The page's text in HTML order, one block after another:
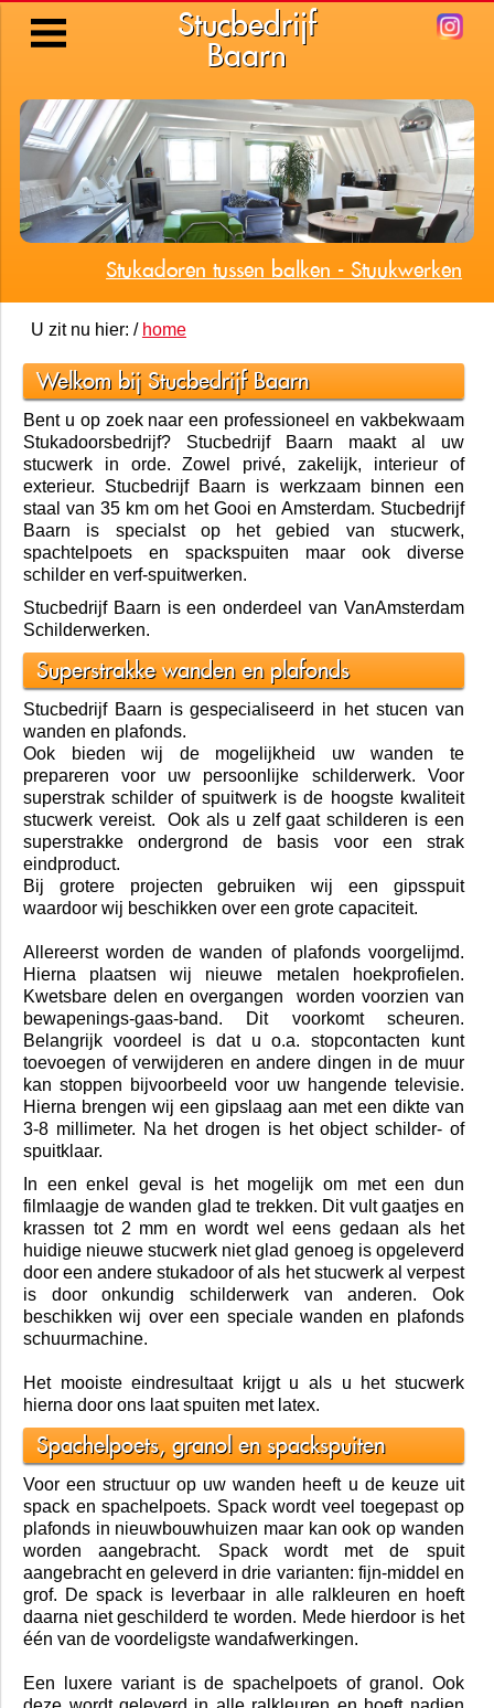
Stucbedrijf
Baarn
Stukadoren tussen balken - Stuukwerken
U zit nu hier: /home
Welkom bij Stucbedrijf Baarn
Bent u op zoek naar een professioneel en vakbekwaam
Stukadoorsbedrijf? Stucbedrijf Baarn maakt al uw
stucwerk in orde. Zowel privé, zakelijk, interieur of
exterieur. Stucbedrijf Baarn is werkzaam binnen een
staal van 35 km om het Gooi en Amsterdam. Stucbedrijf
Baarn is specialst op het gebied van stucwerk,
spachtelpoets en spackspuiten maar ook diverse
schilder en verf-spuitwerken.
Stucbedrijf Baarn is een onderdeel van VanAmsterdam
Schilderwerken.
Superstrakke wanden en plafonds
Stucbedrijf Baarn is gespecialiseerd in het stucen van
wanden en plafonds.
Ook bieden wij de mogelijkheid uw wanden te
prepareren voor uw persoonlijke schilderwerk. Voor
superstrak schilder of spuitwerk is de hoogste kwaliteit
stucwerk vereist. Ook als u zelf gaat schilderen is een
superstrakke ondergrond de basis voor een strak
eindproduct.
Bij grotere projecten gebruiken wij een gipsspuit
waardoor wij beschikken over een grote capaciteit.
Allereerst worden de wanden of plafonds voorgelijmd.
Hierna plaatsen wij nieuwe metalen hoekprofielen.
Kwetsbare delen en overgangen worden voorzien van
bewapenings-gaas-band. Dit voorkomt scheuren.
Belangrijk voordeel is dat u o.a. stopcontacten kunt
toevoegen of verwijderen en andere dingen in de muur
kan stoppen bijvoorbeeld voor uw hangende televisie.
Hierna brengen wij een gipslaag aan met een dikte van
3-8 millimeter. Na het drogen is het object schilder- of
spuitklaar.
In een enkel geval is het mogelijk om met een dun
krassen tot 2 mm en wordt wel eens gedaan als het
huidige nieuwe stucwerk niet glad genoeg is opgeleverd
door een andere stukadoor of als het stucwerk al verpest
is door onkundig schilderwerk van anderen. Ook
beschikken wij over een speciale wanden en plafonds
schuurmachine.
Het mooiste eindresultaat krijgt u als u het stucwerk
hierna door ons laat spuiten met latex.
Spachelpoets, granol en spackspuiten
Voor een structuur op uw wanden heeft u de keuze uit
spack en spachelpoets. Spack wordt veel toegepast op
plafonds in nieuwbouwhuizen maar kan ook op wanden
worden aangebracht. Spack wordt met de spuit